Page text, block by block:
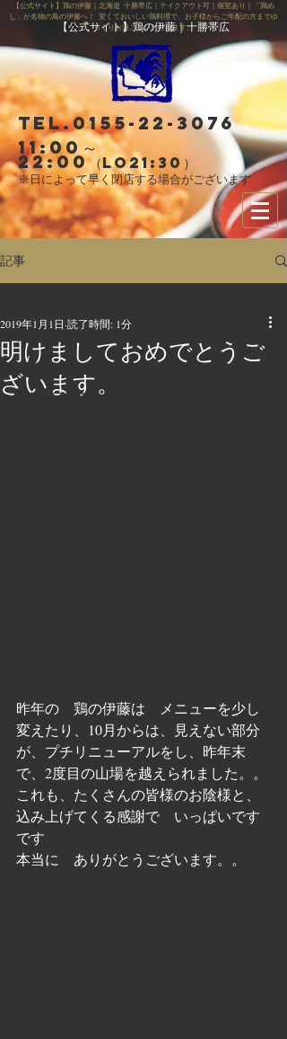
【公式サイト】鶏の伊藤｜北海道 十勝帯広｜テイクアウト可｜個室あり｜「鶏め
し」が名物の鳥の伊藤へ！ 安くておいしい鶏料理で、お子様からご年配の方までゆ
っくりお過ごしいただけます。
【公式サイト】鶏の伊藤｜十勝帯広
Tel.0155-22-3076
11:00～
22:00（LO21:30）
※日によって早く閉店する場合がございます
記事
すべての記事
お知らせ
スタッフ募集
明けましておめでとうご
ざいます。
2019年1月1日 読了時間: 1分
昨年の　鶏の伊藤は　メニューを少し
変えたり、10月からは、見えない部分
が、プチリニューアルをし、昨年末
で、2度目の山場を越えられました。。
これも、たくさんの皆様のお陰様と、
込み上げてくる感謝で　いっぱいです
です
本当に　ありがとうございます。。